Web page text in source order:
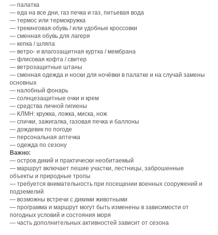
— палатка
— еда на все дни, газ печка и газ, питьевая вода
— термос или термокружка
— трекинговая обувь / или удобные кроссовки
— сменная обувь для лагеря
— кепка / шляпа
— ветро- и влагозащитная куртка / мембрана
— флисовая кофта / свитер
— ветрозащитные штаны
— сменная одежда и носки для ночёвки в палатке и на случай замены
основных
— налобный фонарь
— солнцезащитные очки и крем
— средства личной гигиены
— КЛМН: кружка, ложка, миска, нож
— спички, зажигалка, газовая печка и баллоны
— дождевик по погоде
— персональная аптечка
— одежда по сезону
Важно:
— остров дикий и практически необитаемый
— маршрут включает пешие участки, лестницы, заброшенные
объекты и природные тропы
— требуется внимательность при посещении военных сооружений и
подземелий
— возможны встречи с дикими животными
— программа и маршрут могут быть изменены в зависимости от
погодных условий и состояния моря
— часть дополнительных активностей зависит от сезона